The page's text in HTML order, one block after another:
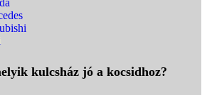
kulcsház jó a kocsidhoz?